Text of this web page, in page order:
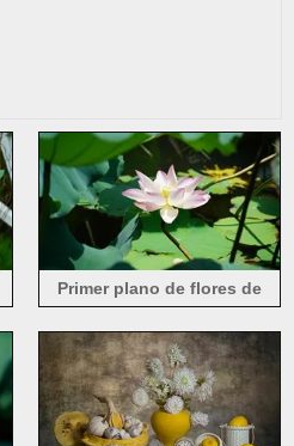
Primer plano de flores de
verano